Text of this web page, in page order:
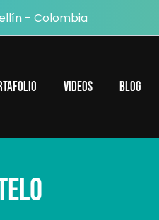
- Colombia
Videos Blog